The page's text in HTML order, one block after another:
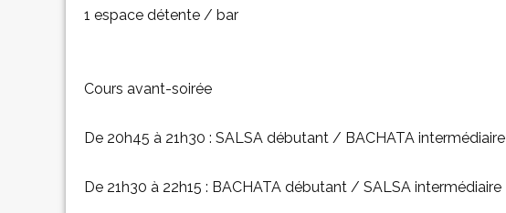
1 espace détente / bar
Cours avant-soirée
De 20h45 à 21h30 : SALSA débutant / BACHATA intermédiaire
De 21h30 à 22h15 : BACHATA débutant / SALSA intermédiaire